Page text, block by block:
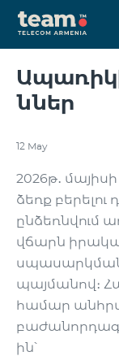
ններ
12 May
2026թ․
ձեռք բերելու
ընձեռնվում
վճարն
սպասարկման
պայմանով։
համար
ին՝